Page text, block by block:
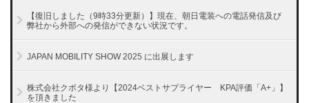
【復旧しました（9時33分更新）】現在、朝日電装への電話発信及び
弊社から外部への発信ができない状況です。
JAPAN MOBILITY SHOW 2025 に出展します
株式会社クボタ様より【2024ベストサプライヤー KPA評価「A+」】
を頂きました